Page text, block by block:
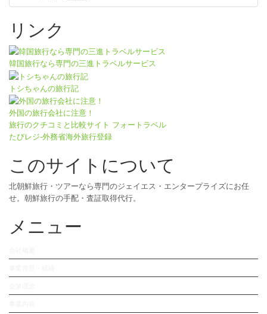
リンク
韓国旅行なら専門の三進トラベルサービス
トシちゃんの旅行記
外国の旅行会社に注意！
旅行のクチコミと比較サイト フォートラベル
たびレジ-外務省海外旅行登録
このサイトについて
北朝鮮旅行・ツアーなら専門のジェイエス・エンタープライズにお任
せ。朝鮮旅行の手配・査証取得代行。
メニュー